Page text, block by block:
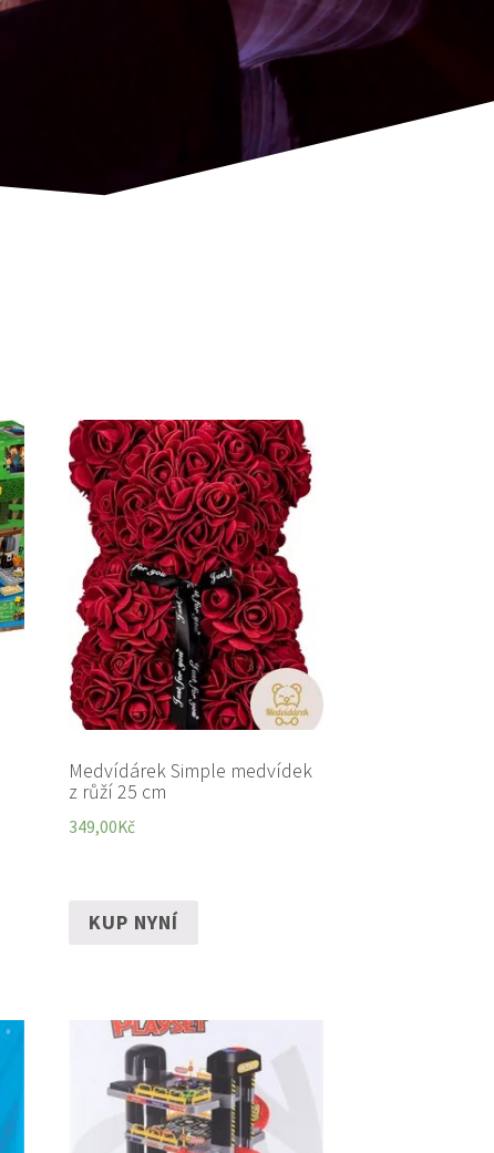
Medvídárek Simple medvídek
z růží 25 cm
349,00Kč
KUP NYNÍ